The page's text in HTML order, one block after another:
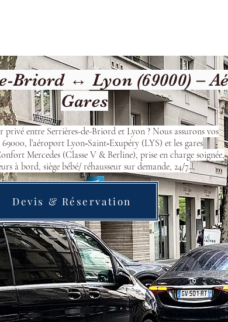
Briord ↔ Lyon (69000) –
Gares
privé entre Serrières-de-Briord et Lyon ? Nous assurons vos
l’aéroport Lyon‑Saint‑Exupéry (LYS) et les gares
Mercedes (Classe V & Berline), prise en charge soignée,
à bord, siège bébé/ réhausseur sur demande, 24/7.
Devis & Réservation